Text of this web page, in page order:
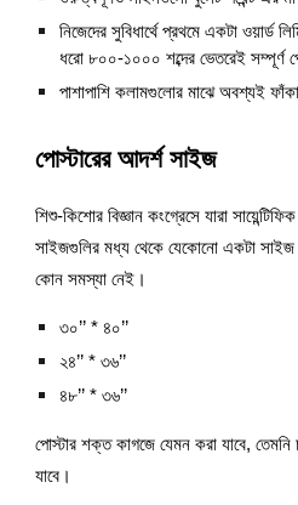
নিজেদের সুবিধার্থে প্রথমে একটা ওয়ার্ড
ধরো ৮০০-১০০০ শব্দের ভেতরেই সম্পূর্ণ
পাশাপাশি কলামগুলোর মাঝে অবশ্যই
পোস্টারের আদর্শ সাইজ
শিশু-কিশোর বিজ্ঞান কংগ্রেসে যারা
সাইজগুলির মধ্য থেকে যেকোনো একটা সাইজ
কোন সমস্যা নেই।
৩০’’ * ৪০’’
২৪’’ * ৩৬’’
৪৮’’ * ৩৬’’
পোস্টার শক্ত কাগজে যেমন করা যাবে, তেমনি
যাবে।